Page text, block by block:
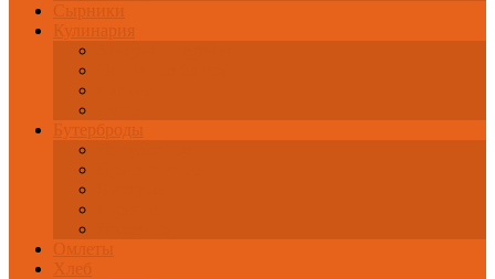
Сырники
Кулинария
Бутерброды
Омлеты
Хлеб